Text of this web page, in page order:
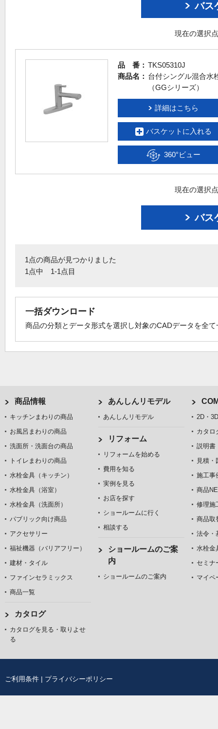
バス
現在の選択
品 番： TKS05310J
商品名： 台付シングル混合水
（GGシリーズ）
詳細はこちら
バスケットに入れる
360°ビュー
現在の選択
バス
1点の商品が見つかりました
1点中 1-1点目
一括ダウンロード
商品の分類とデータ形式を選択し対象のCADデータを全
商品情報
キッチンまわりの商品
お風呂まわりの商品
洗面所・洗面台の商品
トイレまわりの商品
水栓金具（キッチン）
水栓金具（浴室）
水栓金具（洗面所）
パブリック向け商品
アクセサリー
福祉機器（バリアフリー）
建材・タイル
ファインセラミックス
商品一覧
カタログ
カタログを見る・取りよせ
る
あんしんリモデル
あんしんリモデル
リフォーム
リフォームを始める
費用を知る
実例を見る
お店を探す
ショールームに行く
相談する
ショールームのご案
内
ショールームのご案内
2D・
カタロ
説明書
見積・
施工事
商品
修理施
商品取
法令・
水栓金
セミナ
マイペ
ご利用条件 | プライバシーポリシー